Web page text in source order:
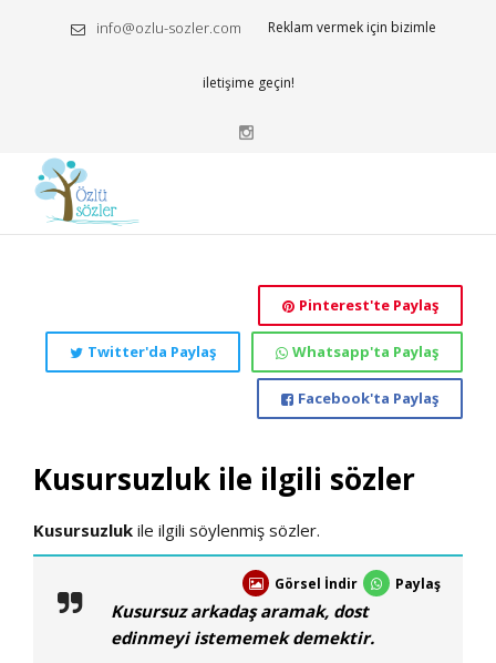
info@ozlu-sozler.com Reklam vermek için bizimle
iletişime geçin!
Pinterest'te Paylaş
Whatsapp'ta Paylaş
Twitter'da Paylaş
Facebook'ta Paylaş
Kusursuzluk ile ilgili sözler
Kusursuzluk ile ilgili söylenmiş sözler.
Görsel İndir Paylaş
Kusursuz arkadaş aramak, dost
edinmeyi istememek demektir.